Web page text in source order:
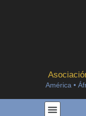
América •